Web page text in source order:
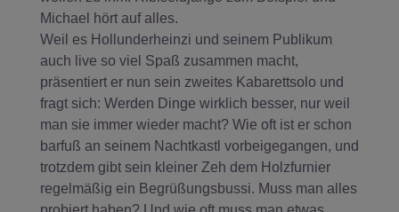
Michael hört auf alles.
Weil es Hollunderheinzi und seinem Publikum
auch live so viel Spaß zusammen macht,
präsentiert er nun sein zweites Kabarettsolo und
fragt sich: Werden Dinge wirklich besser, nur weil
man sie immer wieder macht? Wie oft ist er schon
barfuß an seinem Nachtkastl vorbeigegangen, und
trotzdem gibt sein kleiner Zeh dem Holzfurnier
regelmäßig ein Begrüßungsbussi. Muss man alles